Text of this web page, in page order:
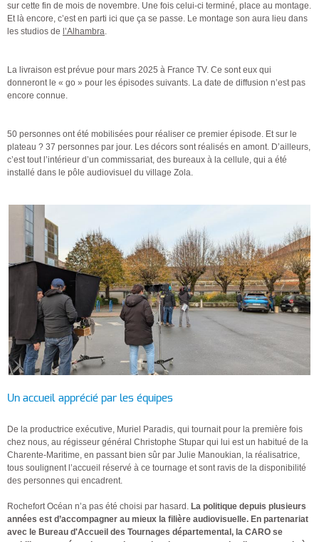
sur cette fin de mois de novembre. Une fois celui-ci terminé, place au montage.
Et là encore, c’est en parti ici que ça se passe. Le montage son aura lieu dans
les studios de l’Alhambra.
La livraison est prévue pour mars 2025 à France TV. Ce sont eux qui
donneront le « go » pour les épisodes suivants. La date de diffusion n’est pas
encore connue.
50 personnes ont été mobilisées pour réaliser ce premier épisode. Et sur le
plateau ? 37 personnes par jour. Les décors sont réalisés en amont. D’ailleurs,
c’est tout l’intérieur d’un commissariat, des bureaux à la cellule, qui a été
installé dans le pôle audiovisuel du village Zola.
Un accueil apprécié par les équipes
De la productrice exécutive, Muriel Paradis, qui tournait pour la première fois
chez nous, au régisseur général Christophe Stupar qui lui est un habitué de la
Charente-Maritime, en passant bien sûr par Julie Manoukian, la réalisatrice,
tous soulignent l’accueil réservé à ce tournage et sont ravis de la disponibilité
des personnes qui encadrent.
Rochefort Océan n’a pas été choisi par hasard. La politique depuis plusieurs
années est d’accompagner au mieux la filière audiovisuelle. En partenariat
avec le Bureau d'Accueil des Tournages départemental, la CARO se